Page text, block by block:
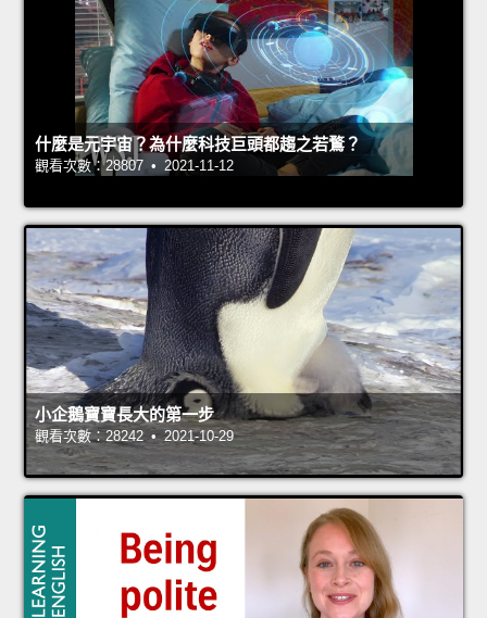
什麼是元宇宙？為什麼科技巨頭都趨之若鶩？
觀看次數：28807 • 2021-11-12
小企鵝寶寶長大的第一步
觀看次數：28242 • 2021-10-29